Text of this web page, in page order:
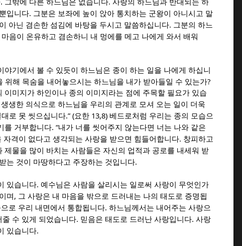
그밖에 다른 하느님은 없습니다 사랑의 하느님과 반대되는 하
입니다. 그분은 보좌에 높이 앉아 통치하는 군왕이 아니시고 말
아닌 겸손한 섬김에 바탕을 두시고 말씀하십니다. 그분의 하느
마음이 온유하고 겸손하니 내 멍에를 메고 나에게 와서 배워
기에서 볼 수 있듯이 하느님은 종이 하는 일을 나에게 하십니
위해 목숨을 내어놓으시는 하느님을 내가 받아들일 수 있는가?
미지가 하인이나 종의 이미지라는 점에 주목할 필요가 있습
생한 의식으로 하느님을 우리의 관계로 모셔 오는 일이 더욱
로 못 씻으십니다.” (요한 13,8) 베드로처럼 우리는 종의 모습으
를 거부합니다. “내가 너를 씻어주지 않는다면 너는 나와 같은
자격이 없다고 생각되는 사랑을 받으면 힘들어합니다. 창피하고
제물을 많이 바치는 사람들은 자신의 업적과 공로를 내세워 받
는 것이 마땅하다고 주장하는 것입니다.
있습니다. 예수님은 사람을 살리시는 일로써 사랑이 무엇인가
며 , 그 사랑은 내 마음을 밖으로 드러내는 나의 태도로 증명됩
로 우리 내면에서 통합됩니다. 하느님께서는 내어주는 사랑으
수 있게 되었습니다. 믿음은 태도로 드러난 사랑입니다. 사랑
있습니다.